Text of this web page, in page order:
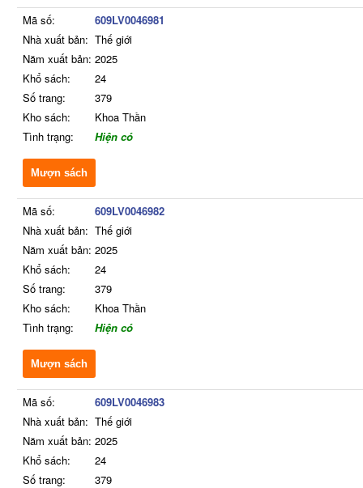
Mã số:
609LV0046981
Nhà xuất bản: Thế giới
Năm xuất bản: 2025
Khổ sách:
24
Số trang:
379
Kho sách:
Khoa Thần
Tình trạng:
Hiện có
Mượn sách
Mã số:
609LV0046982
Nhà xuất bản: Thế giới
Năm xuất bản: 2025
Khổ sách:
24
Số trang:
379
Kho sách:
Khoa Thần
Tình trạng:
Hiện có
Mượn sách
Mã số:
609LV0046983
Nhà xuất bản: Thế giới
Năm xuất bản: 2025
Khổ sách:
24
Số trang:
379